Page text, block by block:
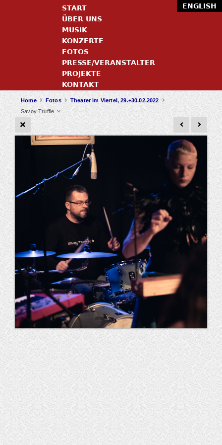
Home Fotos
Theater im Viertel, 29.+30.02.2022
Savoy Truffle
START
ÜBER UNS
MUSIK
KONZERTE
FOTOS
PRESSE/VERANSTALTER
PROJEKTE
KONTAKT
ENGLISH